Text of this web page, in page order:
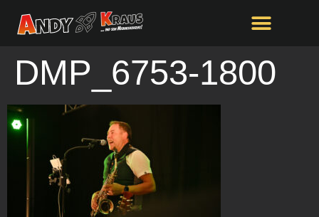
springen
DMP_6753-1800